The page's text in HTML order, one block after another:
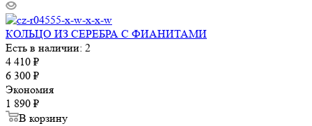
КОЛЬЦО ИЗ СЕРЕБРА С ФИАНИТАМИ
Есть в наличии: 2
4 410 ₽
6 300 ₽
Экономия
1 890 ₽
В корзину